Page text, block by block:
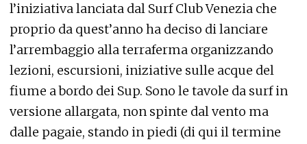
l’iniziativa lanciata dal Surf Club Venezia che
proprio da quest’anno ha deciso di lanciare
l’arrembaggio alla terraferma organizzando
lezioni, escursioni, iniziative sulle acque del
fiume a bordo dei Sup. Sono le tavole da surf in
versione allargata, non spinte dal vento ma
dalle pagaie, stando in piedi (di qui il termine